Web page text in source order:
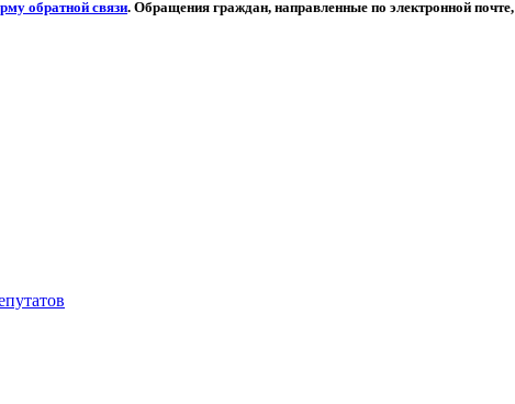
обратной связи. Обращения граждан, направленные по электронной почте,